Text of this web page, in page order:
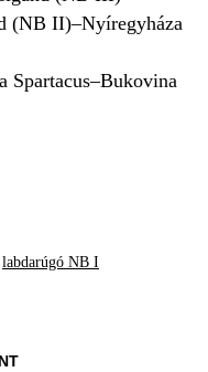
(NB II)–Nyíregyháza
Spartacus–Bukovina
labdarúgó NB I